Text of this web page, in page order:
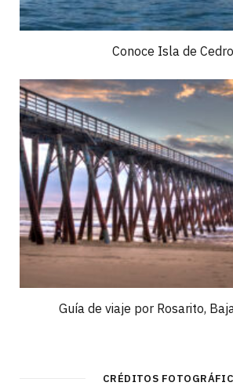
Conoce Isla de
Guía de viaje por Rosarito,
CRÉDITOS